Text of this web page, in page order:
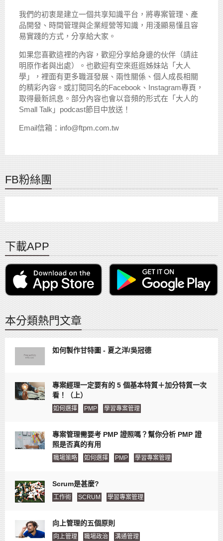
我們的初衷是建立一個共享知識平台，將專案管理、產
品開發、時間管理與企業經營等知識，用淺顯易懂且容
易實踐的方式，分享給大家。
如果您喜歡這裡的內容，歡迎分享給身邊的伙伴（請註
明原作者與出處）。也歡迎有空來逛逛姊妹站「大人
學」，裡面有更多職涯發展、兩性關係、個人成長相關
的精彩內容。或訂閱同名的Facebook、Instagram專頁，
取得最新訊息。部分內容也會以音頻的形式在「大人的
Small Talk」podcast節目中放送！
Email信箱：info@ftpm.com.tw
FB粉絲團
下載APP
本分類熱門文章
如何製作甘特圖 - 夏之洋/吳冠德
專案經理一定要有的 5 個基本特質＋加分特質一次
看！（上）
如何選擇 PMP 學習專案管理
專案管理需要考 PMP 證照嗎？幫你分析 PMP 證
照是否真的有用
職場策略 如何選擇 PMP 學習專案管理
Scrum是甚麼?
工作術 SCRUM 學習專案管理
向上管理的五個原則
向上管理 職場政治 溝通管理